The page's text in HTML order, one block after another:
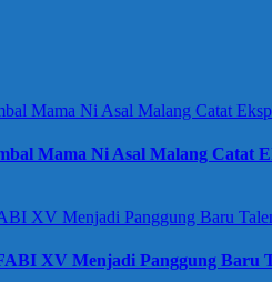
Mama Ni Asal Malang Catat
XV Menjadi Panggung Baru